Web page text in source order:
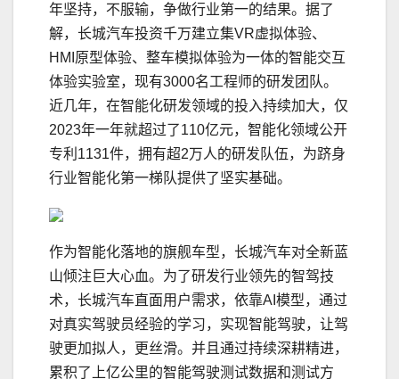
年坚持，不服输，争做行业第一的结果。据了
解，长城汽车投资千万建立集VR虚拟体验、
HMI原型体验、整车模拟体验为一体的智能交互
体验实验室，现有3000名工程师的研发团队。
近几年，在智能化研发领域的投入持续加大，仅
2023年一年就超过了110亿元，智能化领域公开
专利1131件，拥有超2万人的研发队伍，为跻身
行业智能化第一梯队提供了坚实基础。
作为智能化落地的旗舰车型，长城汽车对全新蓝
山倾注巨大心血。为了研发行业领先的智驾技
术，长城汽车直面用户需求，依靠AI模型，通过
对真实驾驶员经验的学习，实现智能驾驶，让驾
驶更加拟人，更丝滑。并且通过持续深耕精进，
累积了上亿公里的智能驾驶测试数据和测试方